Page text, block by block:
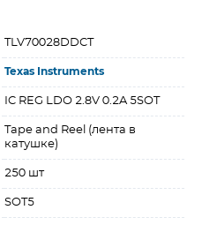
TLV70028DDCT
Texas Instruments
IC REG LDO 2.8V 0.2A 5SOT
Tape and Reel (лента в
катушке)
250 шт
SOT5